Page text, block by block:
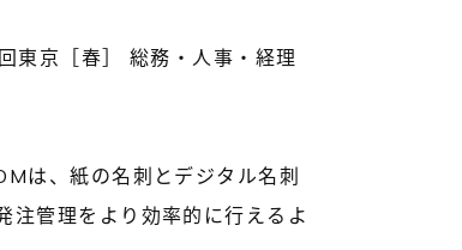
東京［春］ 総務・人事・経理
は、紙の名刺とデジタル名刺
注管理をより効率的に行えるよ